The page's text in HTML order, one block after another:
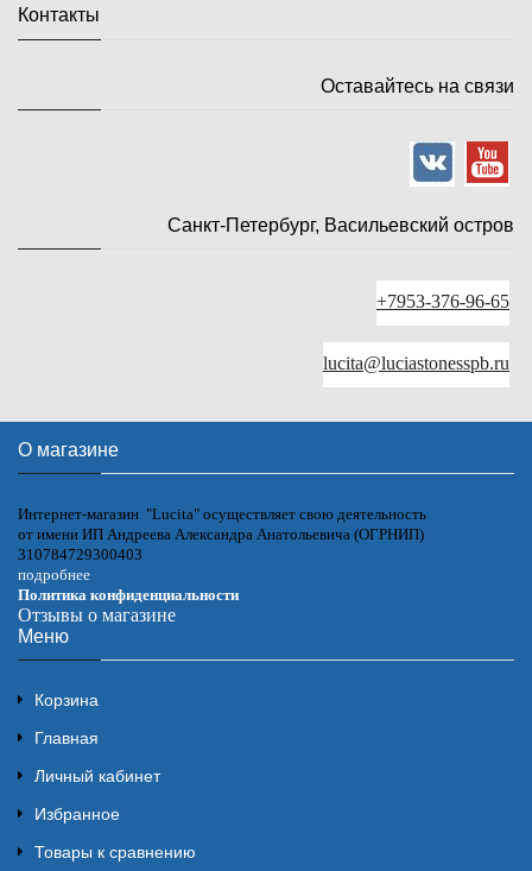
Контакты
Оставайтесь на связи
Санкт-Петербург, Васильевский остров
+7953-376-96-65
lucita@luciastonesspb.ru
О магазине
Интернет-магазин "Lucita" осуществляет свою деятельность
от имени ИП Андреева Александра Анатольевича (ОГРНИП)
310784729300403
подробнее
Политика конфиденциальности
Отзывы о магазине
Меню
Корзина
Главная
Личный кабинет
Избранное
Товары к сравнению